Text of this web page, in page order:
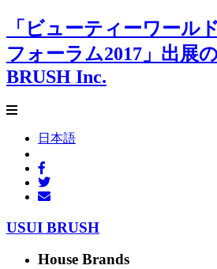
「ビューティーワー
フォーラム2017」出展
BRUSH Inc.
日本語
USUI BRUSH
House Brands